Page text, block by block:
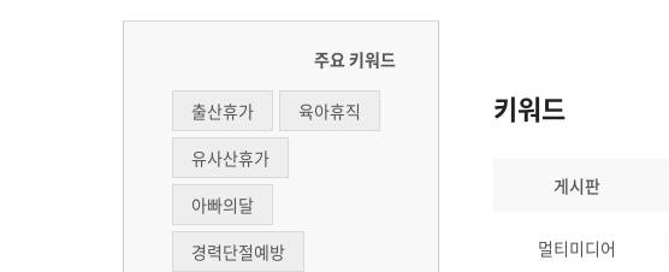
주요 키워드
출산휴가
육아휴직
유사산휴가
아빠의달
경력단절예방
키워드
게시판
멀티미디어